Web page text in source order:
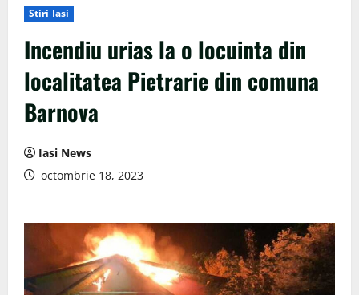
Stiri Iasi
Incendiu urias la o locuinta din
localitatea Pietrarie din comuna
Barnova
Iasi News
octombrie 18, 2023